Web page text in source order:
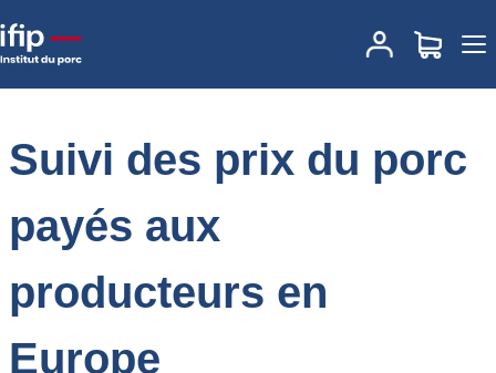
Accueil
Suivi des prix du porc payés aux
producteurs en Europe
Suivi des prix du porc
payés aux
producteurs en
Europe